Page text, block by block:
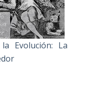
Evolución: La